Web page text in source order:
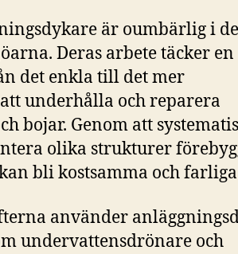
är oumbärlig i de
Deras arbete täcker
det enkla till det mer
underhålla och reparera
bojar. Genom att
olika strukturer
bli kostsamma och
använder
undervattensdrönare och